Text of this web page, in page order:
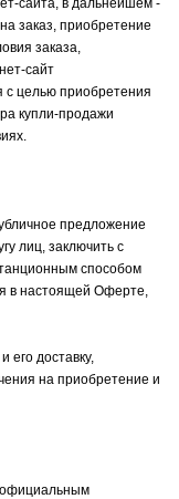
сайта, в дальнейшем -
заказ, приобретение
заказа,
сайт
с целью приобретения
купли-продажи
предложение
лиц, заключить с
способом
в настоящей Оферте,
его доставку,
на приобретение и